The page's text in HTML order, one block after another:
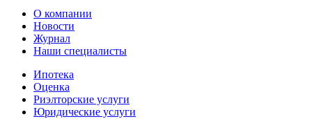
О компании
Новости
Журнал
Наши специалисты
Ипотека
Оценка
Риэлторские услуги
Юридические услуги